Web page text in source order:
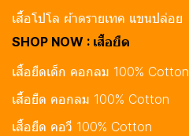
เสื้อโปโล ผ้าดรายเทค แขนปล่อย
SHOP NOW : เสื้อยืด
เสื้อยืดเด็ก คอกลม 100% Cotton
เสื้อยืด คอกลม 100% Cotton
เสื้อยืด คอวี 100% Cotton